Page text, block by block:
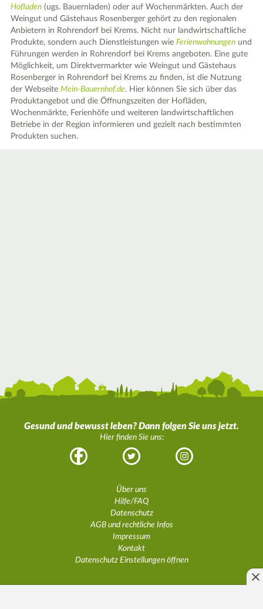
Hofladen (ugs. Bauernladen) oder auf Wochenmärkten. Auch der
Weingut und Gästehaus Rosenberger gehört zu den regionalen
Anbietern in Rohrendorf bei Krems. Nicht nur landwirtschaftliche
Produkte, sondern auch Dienstleistungen wieFerienwohnungen und
Führungen werden in Rohrendorf bei Krems angeboten. Eine gute
Möglichkeit, um Direktvermarkter wie Weingut und Gästehaus
Rosenberger in Rohrendorf bei Krems zu finden, ist die Nutzung
der WebseiteMein-Bauernhof.de. Hier können Sie sich über das
Produktangebot und die Öffnungszeiten der Hofläden,
Wochenmärkte, Ferienhöfe und weiteren landwirtschaftlichen
Betriebe in der Region informieren und gezielt nach bestimmten
Produkten suchen.
Gesund und bewusst leben? Dann folgen Sie uns jetzt.
Hier finden Sie uns:
Facebook Twitter Instagram
Über uns
Hilfe/FAQ
Datenschutz
AGB und rechtliche Infos
Impressum
Kontakt
Datenschutz Einstellungen öffnen